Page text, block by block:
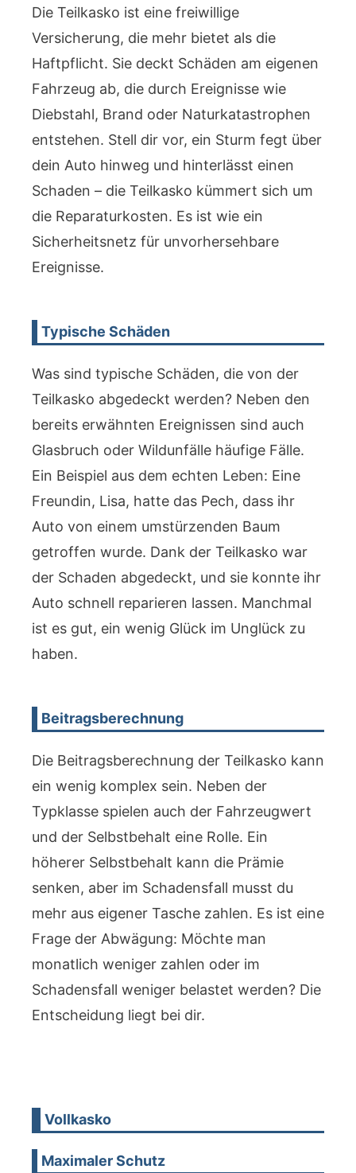
Die Teilkasko ist eine freiwillige
Versicherung, die mehr bietet als die
Haftpflicht. Sie deckt Schäden am eigenen
Fahrzeug ab, die durch Ereignisse wie
Diebstahl, Brand oder Naturkatastrophen
entstehen. Stell dir vor, ein Sturm fegt über
dein Auto hinweg und hinterlässt einen
Schaden – die Teilkasko kümmert sich um
die Reparaturkosten. Es ist wie ein
Sicherheitsnetz für unvorhersehbare
Ereignisse.
Typische Schäden
Was sind typische Schäden, die von der
Teilkasko abgedeckt werden? Neben den
bereits erwähnten Ereignissen sind auch
Glasbruch oder Wildunfälle häufige Fälle.
Ein Beispiel aus dem echten Leben: Eine
Freundin, Lisa, hatte das Pech, dass ihr
Auto von einem umstürzenden Baum
getroffen wurde. Dank der Teilkasko war
der Schaden abgedeckt, und sie konnte ihr
Auto schnell reparieren lassen. Manchmal
ist es gut, ein wenig Glück im Unglück zu
haben.
Beitragsberechnung
Die Beitragsberechnung der Teilkasko kann
ein wenig komplex sein. Neben der
Typklasse spielen auch der Fahrzeugwert
und der Selbstbehalt eine Rolle. Ein
höherer Selbstbehalt kann die Prämie
senken, aber im Schadensfall musst du
mehr aus eigener Tasche zahlen. Es ist eine
Frage der Abwägung: Möchte man
monatlich weniger zahlen oder im
Schadensfall weniger belastet werden? Die
Entscheidung liegt bei dir.
Vollkasko
Maximaler Schutz